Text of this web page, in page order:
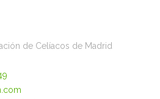
de Celíacos de Madrid